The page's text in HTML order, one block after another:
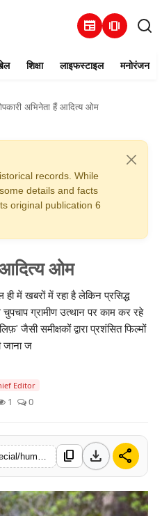
newspaper amp_stories
शिक्षा लाइफस्टाइल मनोरंजन
अभिनेता हैं आदित्य ओम
records. While
details and facts
original publication 6
आदित्य ओम
ही में खबरों में रहा है लेकिन प्रसिद्ध
ग्रामीण उत्थान पर काम कर रहे
समीक्षकों द्वारा प्रशंसित फिल्मों
जाना ज
Public Figure • 30 Mar,
Editor
1 0
content_copy download share